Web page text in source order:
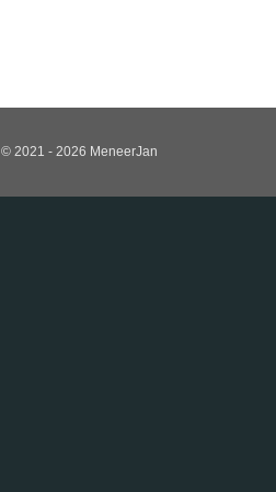
© 2021 - 2026 MeneerJan